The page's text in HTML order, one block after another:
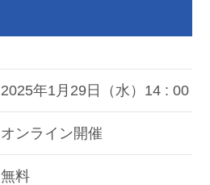
2025年1月29日（水）14 : 00 –
オンライン開催
無料